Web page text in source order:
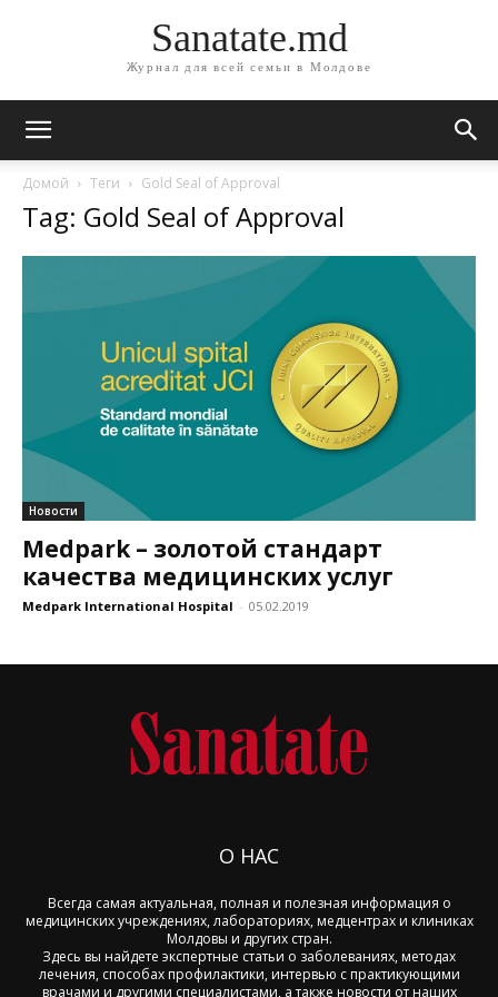
Sanatate.md
Журнал для всей семьи в Молдове
Домой Теги Gold Seal of Approval
Tag: Gold Seal of Approval
Новости
Medpark – золотой стандарт
качества медицинских услуг
Medpark International Hospital - 05.02.2019
О НАС
Всегда самая актуальная, полная и полезная информация о
медицинских учреждениях, лабораториях, медцентрах и клиниках
Молдовы и других стран.
Здесь вы найдете экспертные статьи о заболеваниях, методах
лечения, способах профилактики, интервью с практикующими
врачами и другими специалистами, а также новости от наших